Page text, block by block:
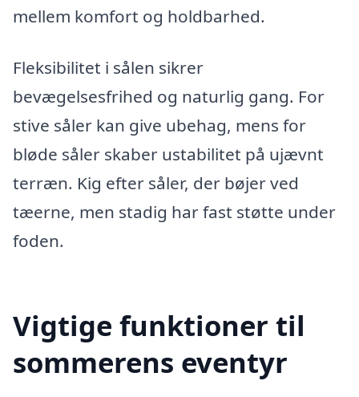
mellem komfort og holdbarhed.
Fleksibilitet i sålen sikrer
bevægelsesfrihed og naturlig gang. For
stive såler kan give ubehag, mens for
bløde såler skaber ustabilitet på ujævnt
terræn. Kig efter såler, der bøjer ved
tæerne, men stadig har fast støtte under
foden.
Vigtige funktioner til
sommerens eventyr